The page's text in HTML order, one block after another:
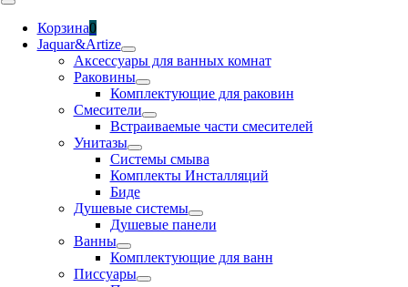
Toggle
NavigationКорзина0
Jaquar&Artize
Аксессуары для ванных комнат
Раковины
Комплектующие для раковин
Смесители
Встраиваемые части смесителей
Унитазы
Системы смыва
Комплекты Инсталляций
Биде
Душевые системы
Душевые панели
Ванны
Комплектующие для ванн
Писсуары